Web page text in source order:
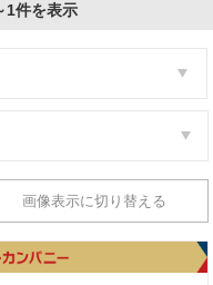
1件を表示
画像表示に切り替える